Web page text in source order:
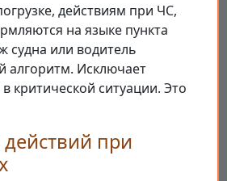
действиям при ЧС,
на языке пункта
судна или водитель
алгоритм. Исключает
критической ситуации. Это
при